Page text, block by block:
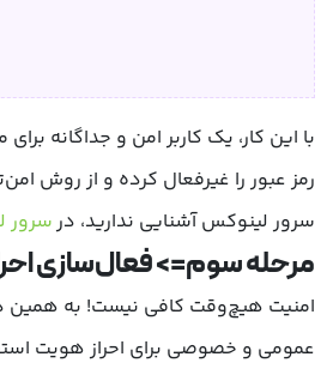
رمز عبور را غیرفعال کرده و از روش
سرور لینوکس آشنایی ندارید، درسرور
مرحله سوم=> فعال‌سازی
امنیت هیچ‌وقت کافی نیست! به همین
عمومی و خصوصی برای احراز هویت